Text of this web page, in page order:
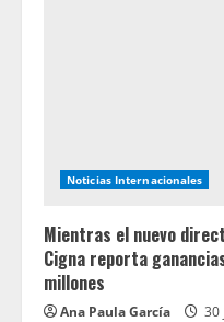
Noticias Internacionales
Mientras el nuevo
Cigna reporta
millones
Ana Paula García 30